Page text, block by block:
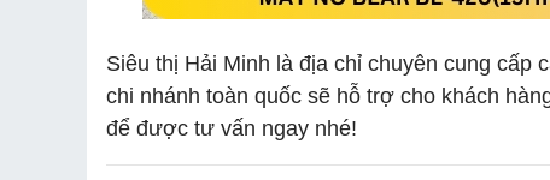
Siêu thị Hải Minh là địa chỉ chuyên cung cấp
chi nhánh toàn quốc sẽ hỗ trợ cho khách
để được tư vấn ngay nhé!